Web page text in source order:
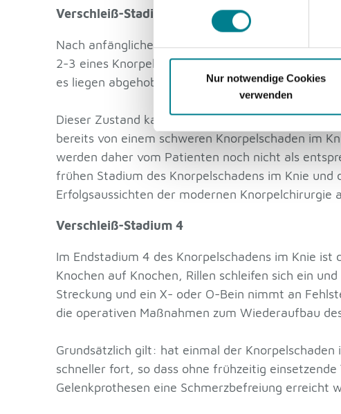
Nur notwendige Cookies
verwenden
Verschleiß-Stadium 2 und 3
Nach anfänglicher Erweichung kann dies zu
2-3 eines Knorpelschadens im Knie ist die
es liegen abgehobene, lockere Knorpelfetzen vor.
Dieser Zustand kann vom Organismus ohne
bereits von einem schweren Knorpelschaden im
werden daher vom Patienten noch nicht als
frühen Stadium des Knorpelschadens im Knie
Erfolgsaussichten der modernen Knorpelchirurgie
Verschleiß-Stadium 4
Im Endstadium 4 des Knorpelschadens im Knie
Knochen auf Knochen, Rillen schleifen sich ein
Streckung und ein X- oder O-Bein nimmt an
die operativen Maßnahmen zum Wiederaufbau
Grundsätzlich gilt: hat einmal der
schneller fort, so dass ohne frühzeitig
Gelenkprothesen eine Schmerzbefreiung erreicht